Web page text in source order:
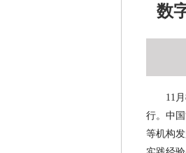
数
11
行。中
等机构